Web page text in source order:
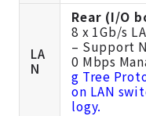
LA
N
Rear (I/O
8 x 1Gb/s
– Support
0 Mbps
g Tree
on LAN
logy.